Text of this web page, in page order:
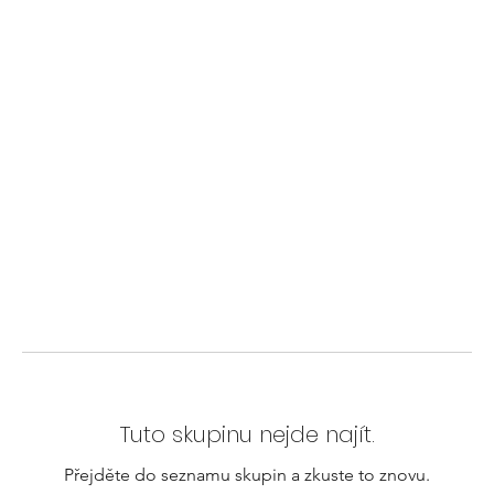
Tuto skupinu nejde najít.
Přejděte do seznamu skupin a zkuste to znovu.